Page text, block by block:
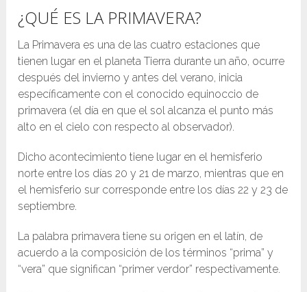
¿QUÉ ES LA PRIMAVERA?
La Primavera es una de las cuatro estaciones que
tienen lugar en el planeta Tierra durante un año, ocurre
después del invierno y antes del verano, inicia
específicamente con el conocido equinoccio de
primavera (el día en que el sol alcanza el punto más
alto en el cielo con respecto al observador).
Dicho acontecimiento tiene lugar en el hemisferio
norte entre los días 20 y 21 de marzo, mientras que en
el hemisferio sur corresponde entre los días 22 y 23 de
septiembre.
La palabra primavera tiene su origen en el latín, de
acuerdo a la composición de los términos “prima” y
“vera” que significan “primer verdor” respectivamente.